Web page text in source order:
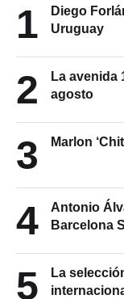
1
Diego
Uruguay
2
La avenida
agosto
3 Marlon
4
Antonio
Barcelona
5
La